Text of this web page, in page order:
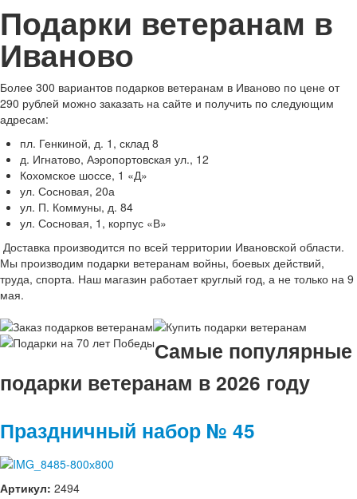
Подарки ветеранам в
Иваново
Более 300 вариантов подарков ветеранам в Иваново по цене от
290 рублей можно заказать на сайте и получить по следующим
адресам:
пл. Генкиной, д. 1, склад 8
д. Игнатово, Аэропортовская ул., 12
Кохомское шоссе, 1 «Д»
ул. Сосновая, 20а
ул. П. Коммуны, д. 84
ул. Сосновая, 1, корпус «В»
Доставка производится по всей территории Ивановской области.
Мы производим подарки ветеранам войны, боевых действий,
труда, спорта. Наш магазин работает круглый год, а не только на 9
мая.
Самые популярные
подарки ветеранам в 2026 году
Праздничный набор № 45
Артикул: 2494